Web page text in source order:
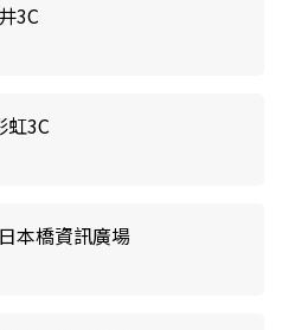
3C
虹3C
本橋資訊廣場